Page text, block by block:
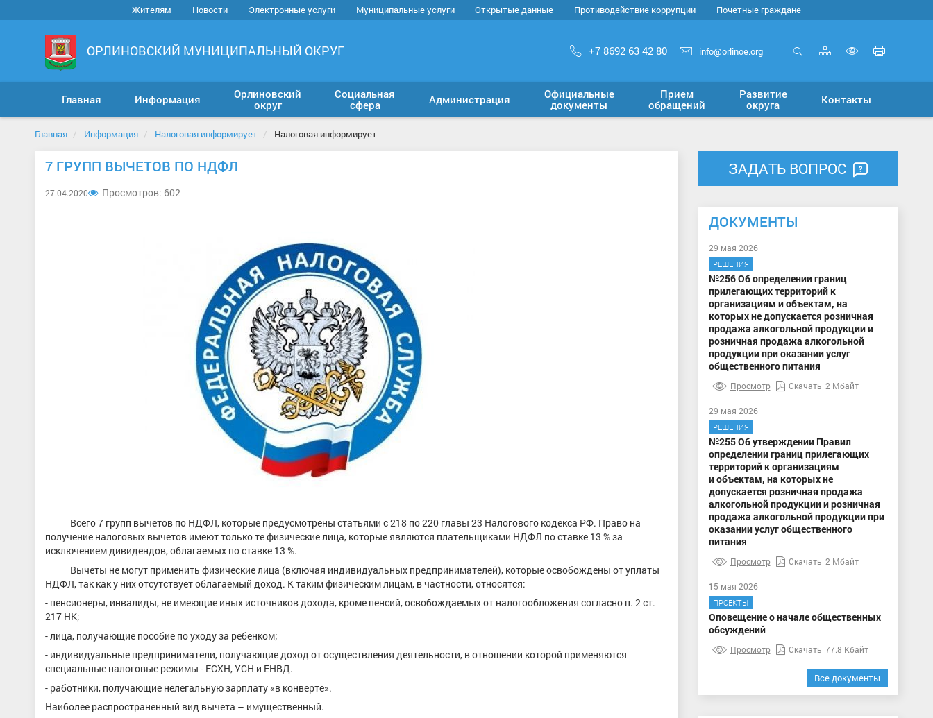
Жителям Новости Электронные услуги Муниципальные услуги Открытые данные Противодействие коррупции Почетные граждане
ОРЛИНОВСКИЙ МУНИЦИПАЛЬНЫЙ ОКРУГ +7 8692 63 42 80 info@orlinoe.org Карта
сайта
версию
для
Главная Информация
Орлиновский
округ
Социальная
сфера
Администрация
Официальные
документы
Прием
обращений
Развитие
округа
Контакты
Главная Информация Налоговая информирует Налоговая информирует
7 ГРУПП ВЫЧЕТОВ ПО НДФЛ
27.04.2020 Просмотров: 602
Всего 7 групп вычетов по НДФЛ, которые предусмотрены статьями с 218 по 220 главы 23 Налогового кодекса РФ. Право на
получение налоговых вычетов имеют только те физические лица, которые являются плательщиками НДФЛ по ставке 13 % за
исключением дивидендов, облагаемых по ставке 13 %.
Вычеты не могут применить физические лица (включая индивидуальных предпринимателей), которые освобождены от уплаты
НДФЛ, так как у них отсутствует облагаемый доход. К таким физическим лицам, в частности, относятся:
- пенсионеры, инвалиды, не имеющие иных источников дохода, кроме пенсий, освобождаемых от налогообложения согласно п. 2 ст.
217 НК;
- лица, получающие пособие по уходу за ребенком;
- индивидуальные предприниматели, получающие доход от осуществления деятельности, в отношении которой применяются
специальные налоговые режимы - ЕСХН, УСН и ЕНВД.
- работники, получающие нелегальную зарплату «в конверте».
Наиболее распространенный вид вычета – имущественный.
ЗАДАТЬ ВОПРОС
ДОКУМЕНТЫ
29 мая 2026
РЕШЕНИЯ
№256 Об определении границ
прилегающих территорий к
организациям и объектам, на
которых не допускается розничная
продажа алкогольной продукции и
розничная продажа алкогольной
продукции при оказании услуг
общественного питания
Просмотр Скачать 2 Мбайт
29 мая 2026
РЕШЕНИЯ
№255 Об утверждении Правил
определении границ прилегающих
территорий к организациям
и объектам, на которых не
допускается розничная продажа
алкогольной продукции и розничная
продажа алкогольной продукции при
оказании услуг общественного
питания
Просмотр Скачать 2 Мбайт
15 мая 2026
ПРОЕКТЫ
Оповещение о начале общественных
обсуждений
Просмотр Скачать 77.8 Кбайт
Все документы